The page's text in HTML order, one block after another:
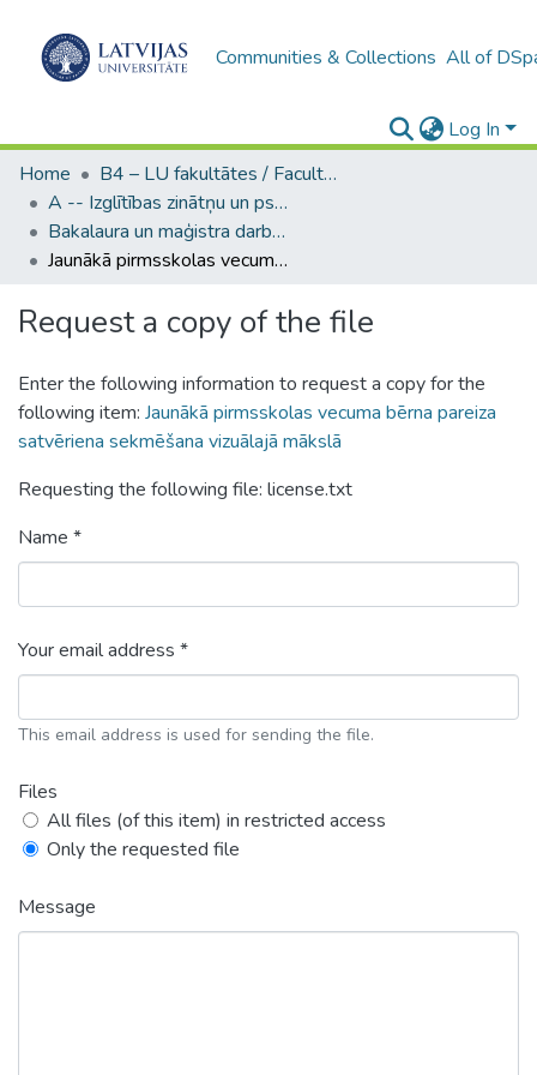
Communities & Collections All of
Log In
Home
B4 – LU fakultātes / Faculties of the UL
A -- Izglītības zinātņu un psiholoģijas fakultāte / Faculty of Education Sciences and Psychology
Bakalaura un maģistra darbi (PPMF) / Bachelor's and Master's theses
Jaunākā pirmsskolas vecuma bērna pareiza satvēriena sekmēšana vizuālajā mākslā
Request a copy of the file
Enter the following information to request a copy for the
following item: Jaunākā pirmsskolas vecuma bērna pareiza
satvēriena sekmēšana vizuālajā mākslā
Requesting the following file: license.txt
Name *
Your email address *
This email address is used for sending the file.
Files
All files (of this item) in restricted access
Only the requested file
Message